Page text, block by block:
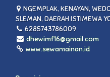
NGEMPLAK, KENAYAN,
SLEMAN, DAERAH ISTIMEWA
6285743786009
dhewimf16@gmail.com
www.sewamainan.id